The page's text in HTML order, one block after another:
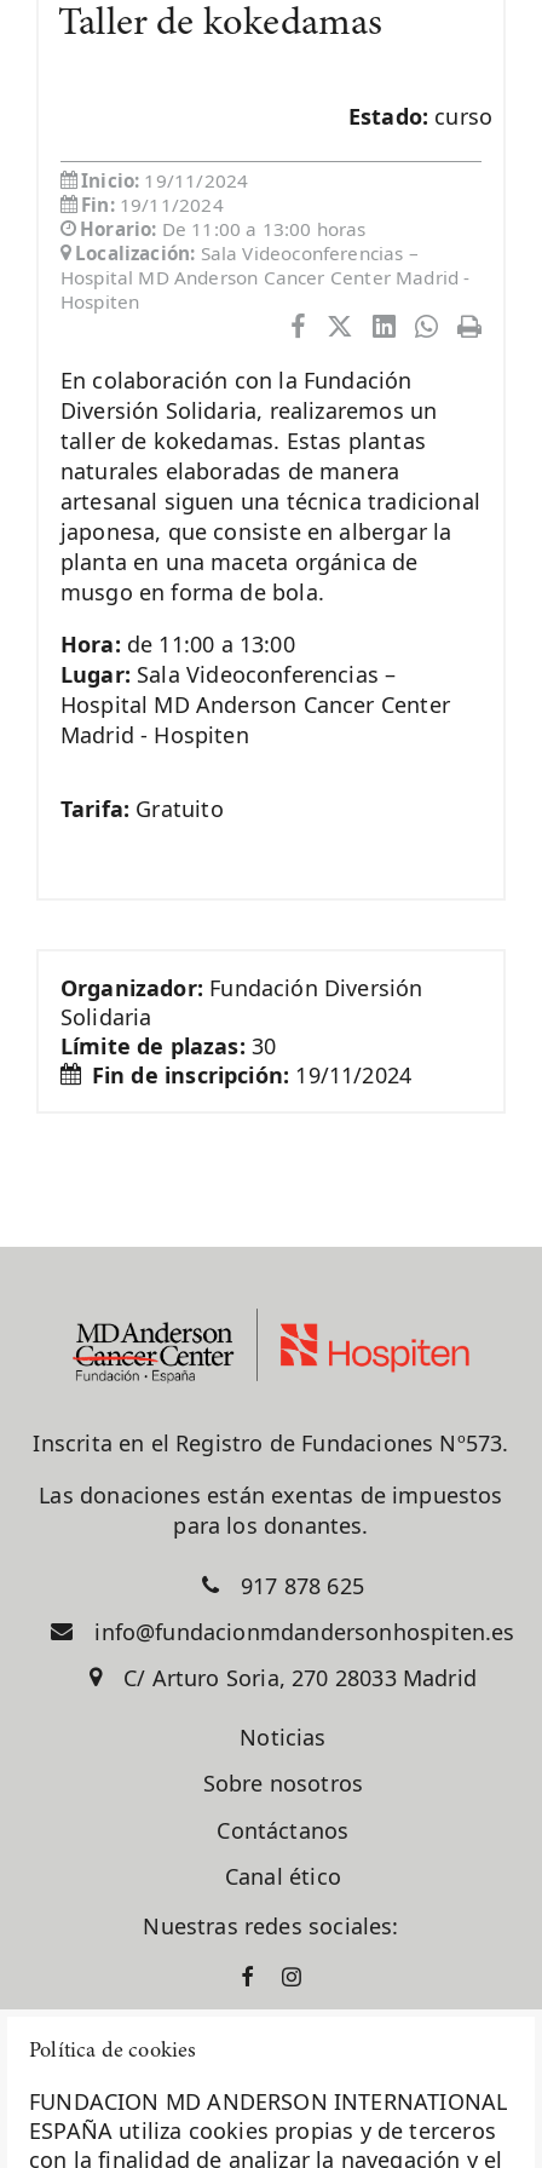
Política de cookies
FUNDACION MD ANDERSON INTERNATIONAL
ESPAÑA utiliza cookies propias y de terceros
con la finalidad de analizar la navegación y el
Taller de kokedamas
Estado: curso
Inicio: 19/11/2024
Fin: 19/11/2024
Horario: De 11:00 a 13:00 horas
Localización: Sala Videoconferencias –
Hospital MD Anderson Cancer Center Madrid -
Hospiten
En colaboración con la Fundación
Diversión Solidaria, realizaremos un
taller de kokedamas. Estas plantas
naturales elaboradas de manera
artesanal siguen una técnica tradicional
japonesa, que consiste en albergar la
planta en una maceta orgánica de
musgo en forma de bola.
Hora: de 11:00 a 13:00
Lugar: Sala Videoconferencias –
Hospital MD Anderson Cancer Center
Madrid - Hospiten
Tarifa: Gratuito
Organizador: Fundación Diversión
Solidaria
Límite de plazas: 30
Fin de inscripción: 19/11/2024
Inscrita en el Registro de Fundaciones Nº573.
Las donaciones están exentas de impuestos
para los donantes.
917 878 625
info@fundacionmdandersonhospiten.es
C/ Arturo Soria, 270 28033 Madrid
Noticias
Sobre nosotros
Contáctanos
Canal ético
Nuestras redes sociales:
La Fundación MD Anderson España - Hospiten es